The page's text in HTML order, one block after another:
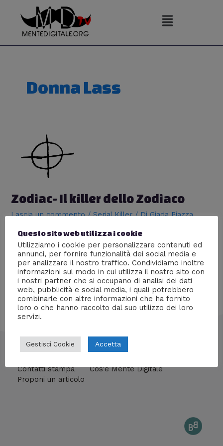
contenuto
Donna Lass
Zodiac- Il killer dello Zodiaco
Lascia un commento /Serial Killer/ DiGiada Piazza
Entra nel folle mondo del più elusivo e subdolo seriale
killer occidentale
info@mentedigitale.org
Contatti stampa
Cos'è Mente Digitale
Proponi un articolo
Questo sito web utilizza i cookie
Utilizziamo i cookie per personalizzare contenuti ed
annunci, per fornire funzionalità dei social media e
per analizzare il nostro traffico. Condividiamo inoltre
informazioni sul modo in cui utilizza il nostro sito con
i nostri partner che si occupano di analisi dei dati
web, pubblicità e social media, i quali potrebbero
combinarle con altre informazioni che ha fornito
loro o che hanno raccolto dal suo utilizzo dei loro
servizi.
Gestisci Cookie Accetta